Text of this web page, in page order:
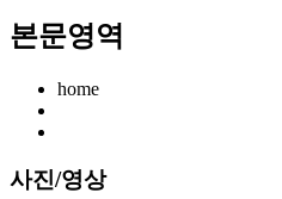
본문영역
home
사진/영상